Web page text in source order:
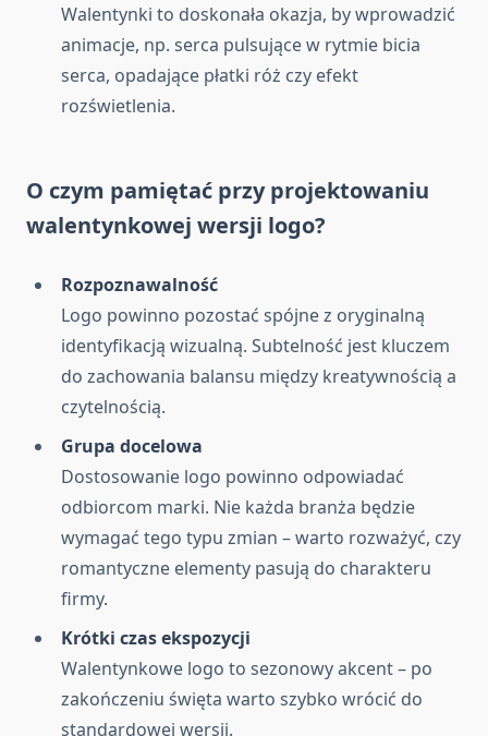
Walentynki to doskonała okazja, by wprowadzić
animacje, np. serca pulsujące w rytmie bicia
serca, opadające płatki róż czy efekt
rozświetlenia.
O czym pamiętać przy projektowaniu
walentynkowej wersji logo?
Rozpoznawalność
Logo powinno pozostać spójne z oryginalną
identyfikacją wizualną. Subtelność jest kluczem
do zachowania balansu między kreatywnością a
czytelnością.
Grupa docelowa
Dostosowanie logo powinno odpowiadać
odbiorcom marki. Nie każda branża będzie
wymagać tego typu zmian – warto rozważyć, czy
romantyczne elementy pasują do charakteru
firmy.
Krótki czas ekspozycji
Walentynkowe logo to sezonowy akcent – po
zakończeniu święta warto szybko wrócić do
standardowej wersji.